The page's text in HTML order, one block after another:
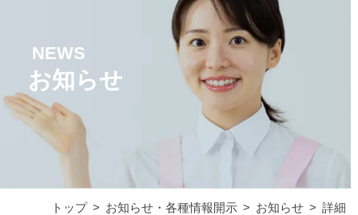
NEWS
お知らせ
トップ お知らせ・各種情報開示 お知らせ 詳細